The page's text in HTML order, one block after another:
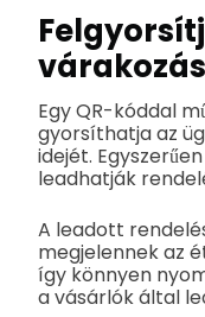
Egy QR-kóddal
gyorsíthatja az
idejét.
leadhatják
A leadott
megjelennek az
így könnyen
a vásárlók által